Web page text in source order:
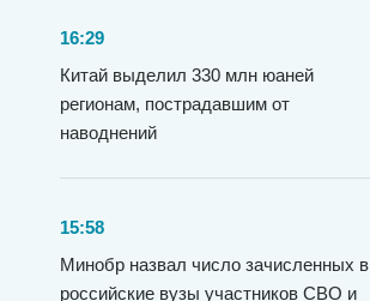
16:29
Китай выделил 330 млн юаней
регионам, пострадавшим от
наводнений
15:58
Минобр назвал число зачисленных в
российские вузы участников СВО и